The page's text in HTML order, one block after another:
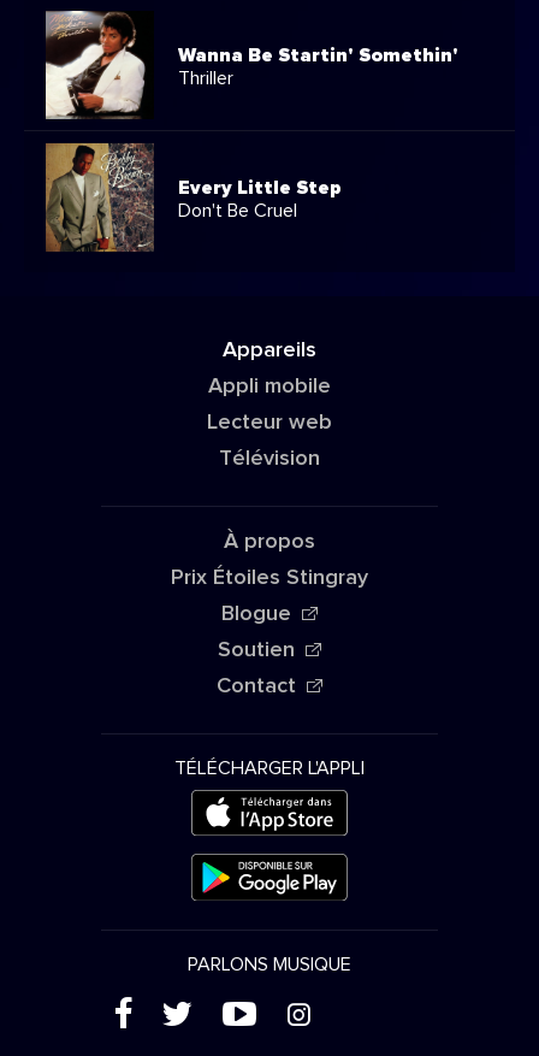
Wanna Be Startin' Somethin'
Thriller
Every Little Step
Don't Be Cruel
Appareils
Appli mobile
Lecteur web
Télévision
À propos
Prix Étoiles Stingray
Blogue
Soutien
Contact
TÉLÉCHARGER L'APPLI
PARLONS MUSIQUE
( ' + &